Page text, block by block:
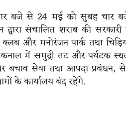
बजे से 24 मई को सुबह चार
द्वारा संचालित शराब की
क्लब और मनोरंजन पार्क तथा
में समुद्री तट और पर्यटक
बचाव सेवा तथा आपदा प्रबंधन,
के कार्यालय बंद रहेंगे.